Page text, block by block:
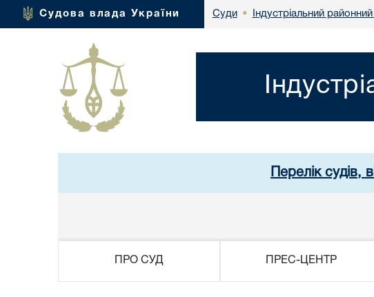
Судова влада України Суди • Індустріальний
Перелік судів,
ПРО СУД ПРЕС-ЦЕНТР